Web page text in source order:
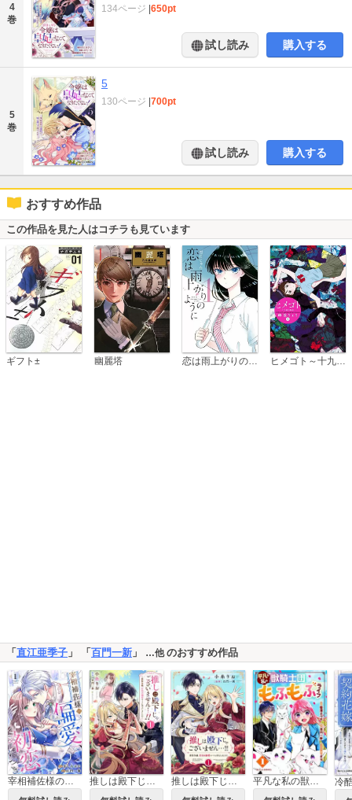
4
巻
134ページ |650pt
試し読み 購入する
5
巻
5
130ページ |700pt
試し読み 購入する
おすすめ作品
この作品を見た人はコチラも見ています
ギフト± 幽麗塔 ヒメゴト～十九歳の制服～
「直江亜季子 」 「百門一新 」 …他のおすすめ作品
宰相補佐様の偏愛、初恋につき 推しは殿下じゃございません…!!～悪役令嬢、甘攻め溺愛ルートに突入しました!?～ 推しは殿下じゃございません…!!～悪役令嬢、甘攻め溺愛ルートに突入しました!?～【合冊版】【書き下ろし特典付き】 平凡な私の獣騎士団もふもふライフ